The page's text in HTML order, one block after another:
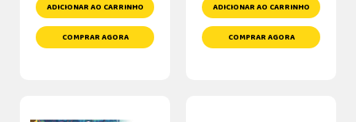
ADICIONAR AO CARRINHO
COMPRAR AGORA
ADICIONAR AO CARRINHO
COMPRAR AGORA